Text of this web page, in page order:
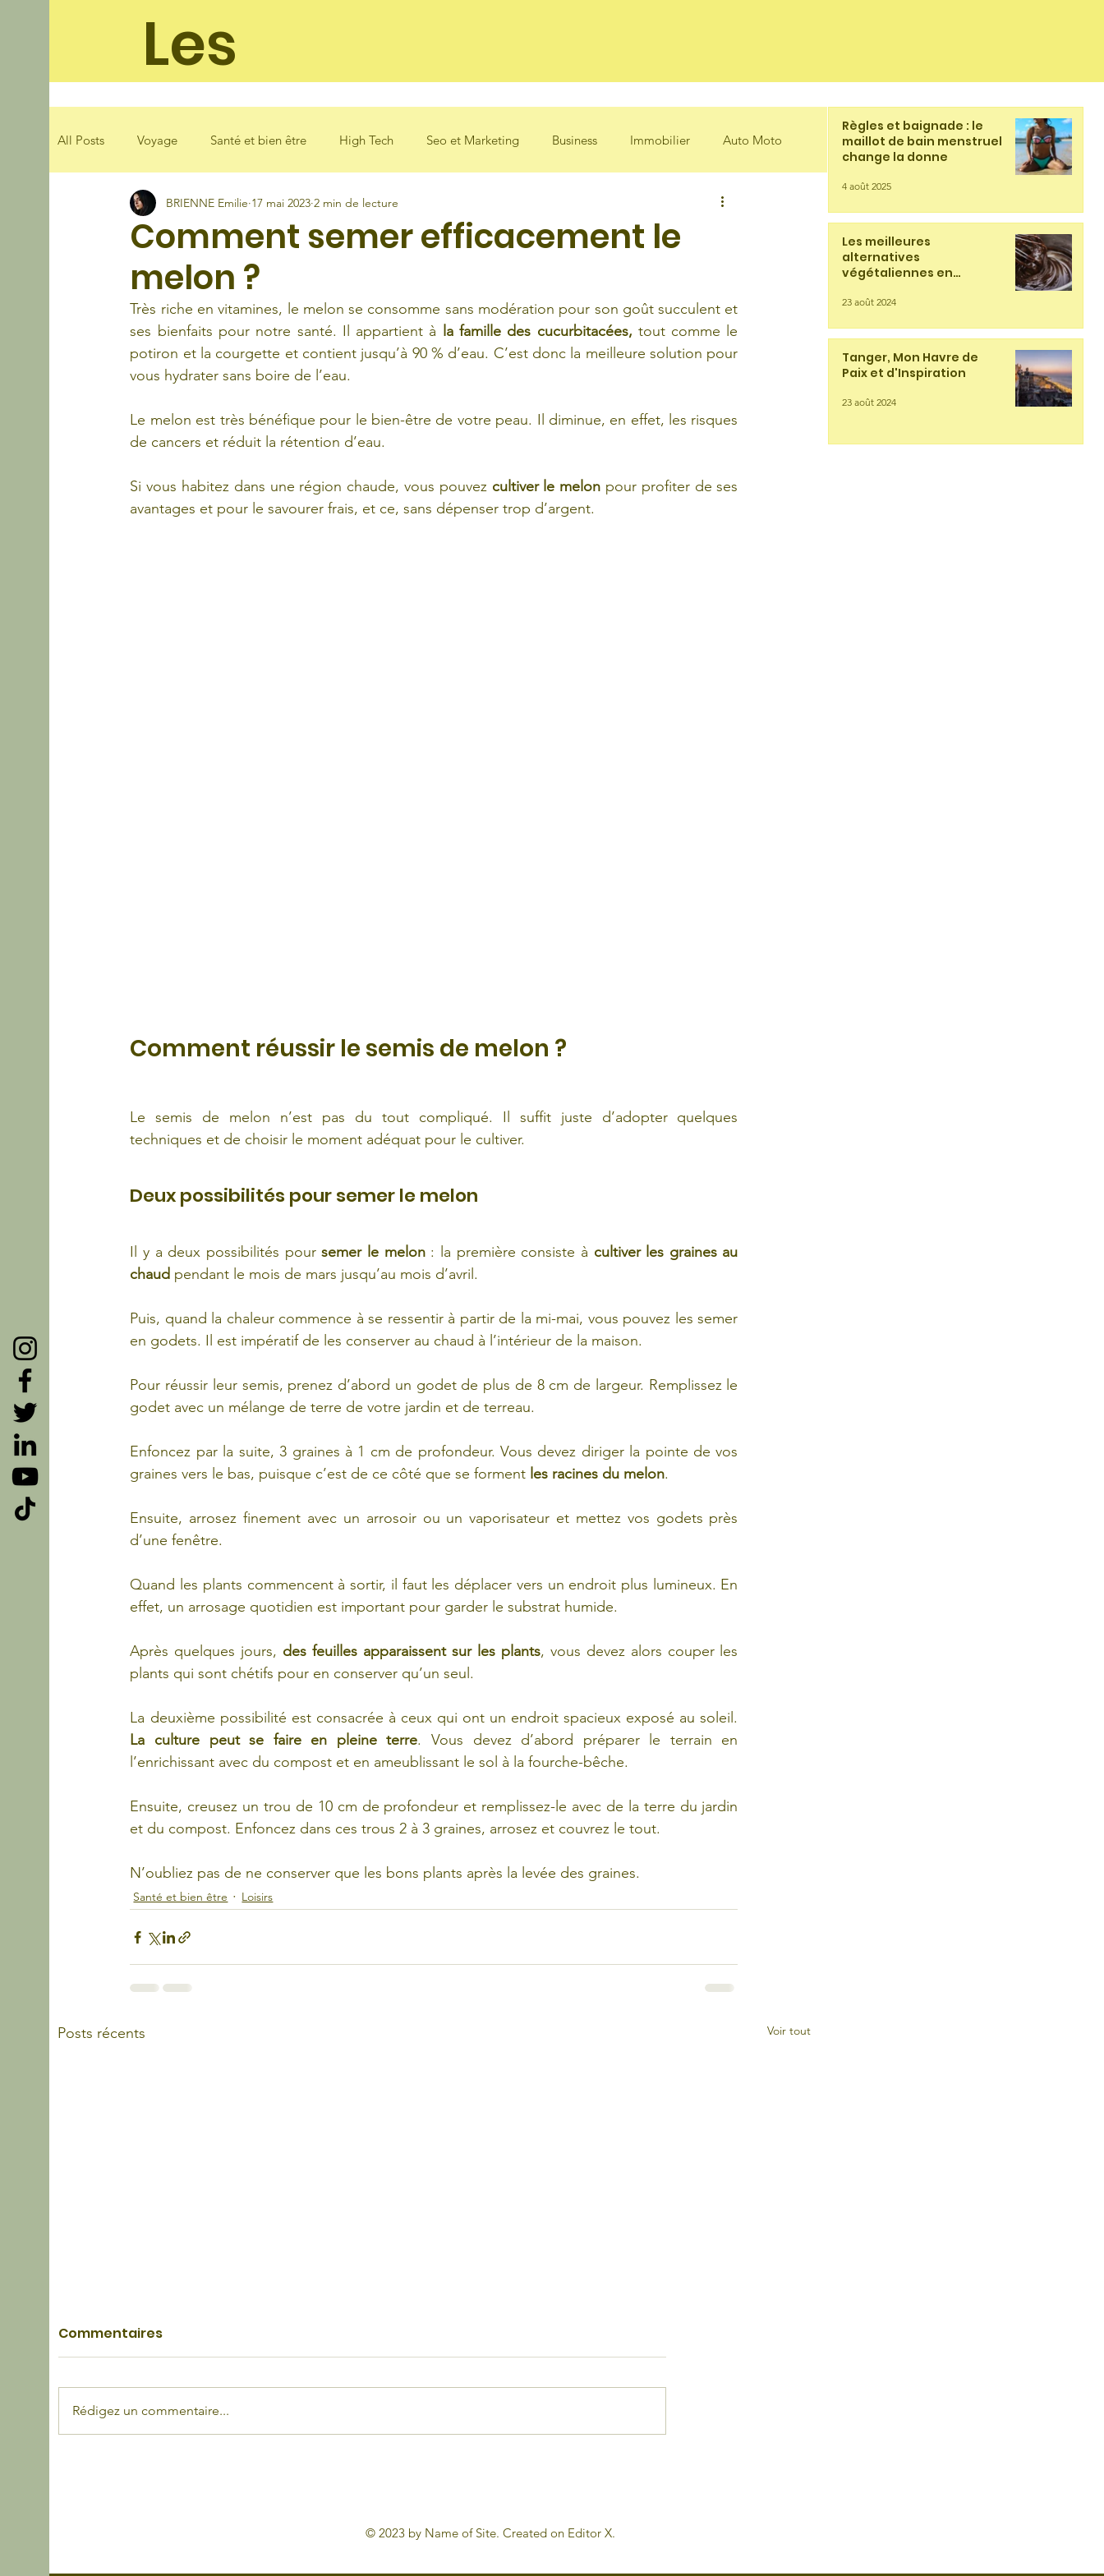
Les
soleilades
All Posts Voyage Santé et bien être High Tech Seo et Marketing Business Immobilier Auto Moto
Loisirs Cuisine
Comment semer efficacement le
melon ?
BRIENNE Emilie 17 mai 2023 2 min de lecture
Très riche en vitamines, le melon se consomme sans modération pour son goût succulent et
ses bienfaits pour notre santé. Il appartient à
la famille des cucurbitacées, tout comme le
potiron et la courgette et contient jusqu’à 90 % d’eau. C’est donc la meilleure solution pour
vous hydrater sans boire de l’eau.
Le melon est très bénéfique pour le bien-être de votre peau. Il diminue, en effet, les risques
de cancers et réduit la rétention d’eau.
Si vous habitez dans une région chaude, vous pouvez cultiver le melon pour profiter de ses
avantages et pour le savourer frais, et ce, sans dépenser trop d’argent.
Comment réussir le semis de melon ?
Le semis de melon n’est pas du tout compliqué. Il suffit juste d’adopter quelques
techniques et de choisir le moment adéquat pour le cultiver.
Deux possibilités pour semer le melon
Il y a deux possibilités pour semer le melon : la première consiste à cultiver les graines au
chaud pendant le mois de mars jusqu’au mois d’avril.
Puis, quand la chaleur commence à se ressentir à partir de la mi-mai, vous pouvez les semer
en godets. Il est impératif de les conserver au chaud à l’intérieur de la maison.
Pour réussir leur semis, prenez d’abord un godet de plus de 8 cm de largeur. Remplissez le
godet avec un mélange de terre de votre jardin et de terreau.
Enfoncez par la suite, 3 graines à 1 cm de profondeur. Vous devez diriger la pointe de vos
graines vers le bas, puisque c’est de ce côté que se forment les racines du melon.
Ensuite, arrosez finement avec un arrosoir ou un vaporisateur et mettez vos godets près
d’une fenêtre.
Quand les plants commencent à sortir, il faut les déplacer vers un endroit plus lumineux. En
effet, un arrosage quotidien est important pour garder le substrat humide.
Après quelques jours, des feuilles apparaissent sur les plants, vous devez alors couper les
plants qui sont chétifs pour en conserver qu’un seul.
La culture peut se faire en pleine terre. Vous devez d’abord préparer le terrain en
l’enrichissant avec du compost et en ameublissant le sol à la fourche-bêche.
Ensuite, creusez un trou de 10 cm de profondeur et remplissez-le avec de la terre du jardin
et du compost. Enfoncez dans ces trous 2 à 3 graines, arrosez et couvrez le tout.
N’oubliez pas de ne conserver que les bons plants après la levée des graines.
Santé et bien être Loisirs
Posts récents Voir tout
enfant
Commentaires
Rédigez un commentaire...
Règles et baignade : le
maillot de bain menstruel
change la donne
4 août 2025
Les meilleures
alternatives
végétaliennes en
23 août 2024
Tanger, Mon Havre de
Paix et d'Inspiration
23 août 2024
© 2023 by Name of Site. Created on Editor X.